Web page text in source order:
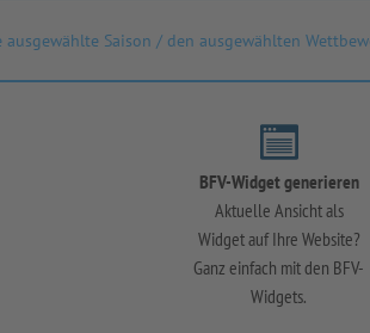
ausgewählte Saison / den ausgewählten
BFV-Widget generieren
Aktuelle Ansicht als
Widget auf Ihre Website?
Ganz einfach mit den BFV-
Widgets.